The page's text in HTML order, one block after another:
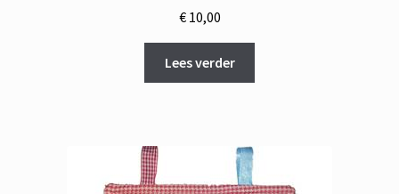
€10,00
Lees verder